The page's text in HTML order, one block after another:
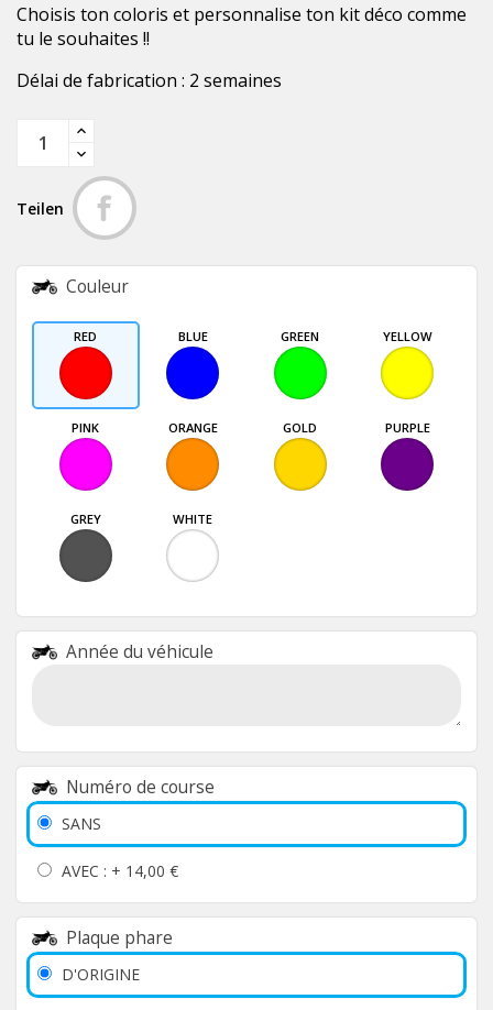
Choisis ton coloris et personnalise ton kit déco comme
tu le souhaites !!
Délai de fabrication : 2 semaines
Teilen
Couleur
RED BLUE GREEN YELLOW
PINK ORANGE GOLD PURPLE
GREY WHITE
Année du véhicule
Numéro de course
SANS
AVEC : + 14,00 €
Plaque phare
D'ORIGINE